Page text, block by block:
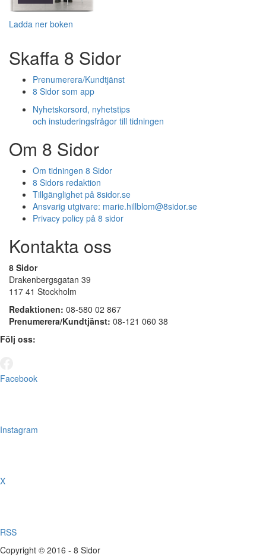
Ladda ner boken
Skaffa 8 Sidor
Prenumerera/Kundtjänst
8 Sidor som app
Nyhetskorsord, nyhetstips
och instuderingsfrågor till tidningen
Om 8 Sidor
Om tidningen 8 Sidor
8 Sidors redaktion
Tillgänglighet på 8sidor.se
Ansvarig utgivare: marie.hillblom@8sidor.se
Privacy policy på 8 sidor
Kontakta oss
8 Sidor
Drakenbergsgatan 39
117 41 Stockholm
Redaktionen: 08-580 02 867
Prenumerera/Kundtjänst: 08-121 060 38
Följ oss:
Facebook
Instagram
X
RSS
Copyright © 2016 - 8 Sidor